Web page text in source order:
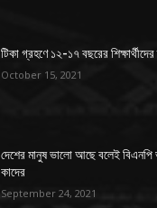
টিকা গ্রহণে ১২-১৭ বছরের
October 15, 2021
দেশের মানুষ ভালো আছে বলেই
কাদের
September 24, 2021